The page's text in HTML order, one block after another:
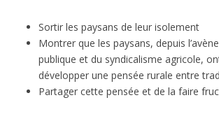
Sortir les paysans de leur isolement
Montrer que les paysans, depuis
publique et du syndicalisme agricole,
développer une pensée rurale entre
Partager cette pensée et de la faire